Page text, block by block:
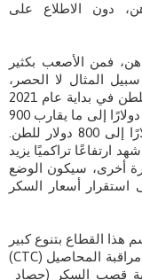
دون الاطلاع على
فمن الأصعب بكثير
المثال لا الحصر،
ارتفع سعر كلوريد البوتاسيوم من 400 دولار للطن في بداية عام 2021
إلى حوالي 1200 دولار اليوم؛ واليوريا من 350 دولارًا إلى ما يقارب 900
دولار؛ والسوبر فوسفات الثلاثي من 450 دولارًا إلى 800 دولار للطن.
ارتفاعًا تراكميًا يزيد
أخرى، سيكون الوضع
أسعار السكر
القطاع بتنوع كبير
في جوانب عديدة. ولتوضيح ذلك، وجدت لجنة مراقبة المحاصيل (CTC)